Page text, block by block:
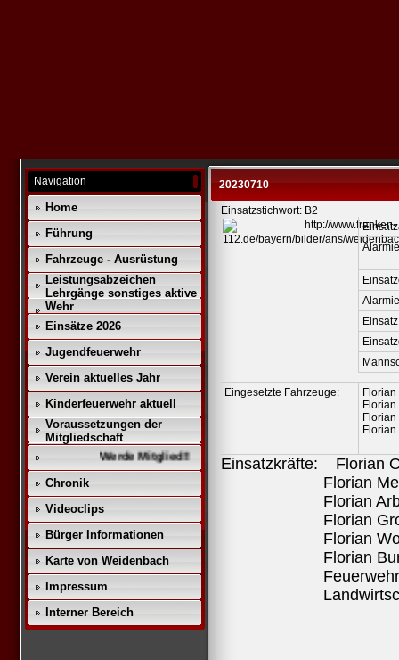
Navigation
Home
Führung
Fahrzeuge - Ausrüstung
Leistungsabzeichen
Lehrgänge sonstiges aktive
Wehr
Einsätze 2026
Jugendfeuerwehr
Verein aktuelles Jahr
Kinderfeuerwehr aktuell
Voraussetzungen der
Mitgliedschaft
Werde Mitglied!!
Chronik
Videoclips
Bürger Informationen
Karte von Weidenbach
Impressum
Interner Bereich
20230710
Einsatzstichwort: B2
Eingesetzte Fahrzeuge:
Einsatzkräfte: Florian
Florian
Florian
Florian
Florian
Florian
Feuerwehr